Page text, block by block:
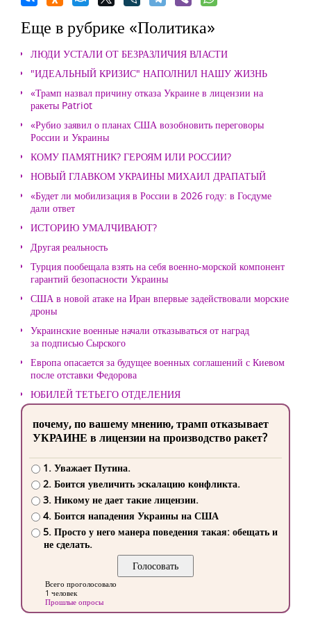
Еще в рубрике «Политика»
ЛЮДИ УСТАЛИ ОТ БЕЗРАЗЛИЧИЯ ВЛАСТИ
"ИДЕАЛЬНЫЙ КРИЗИС" НАПОЛНИЛ НАШУ ЖИЗНЬ
«Трамп назвал причину отказа Украине в лицензии на
ракеты Patriot
«Рубио заявил о планах США возобновить переговоры
России и Украины
КОМУ ПАМЯТНИК? ГЕРОЯМ ИЛИ РОССИИ?
НОВЫЙ ГЛАВКОМ УКРАИНЫ МИХАИЛ ДРАПАТЫЙ
«Будет ли мобилизация в России в 2026 году: в Госдуме
дали ответ
ИСТОРИЮ УМАЛЧИВАЮТ?
Другая реальность
Турция пообещала взять на себя военно-морской компонент
гарантий безопасности Украины
США в новой атаке на Иран впервые задействовали морские
дроны
Украинские военные начали отказываться от наград
за подписью Сырского
Европа опасается за будущее военных соглашений с Киевом
после отставки Федорова
ЮБИЛЕЙ ТЕТЬЕГО ОТДЕЛЕНИЯ
почему, по вашему мнению, трамп отказывает
УКРАИНЕ в лицензии на производство ракет?
1. Уважает Путина.
2. Боится увеличить эскалацию конфликта.
3. Никому не дает такие лицензии.
4. Боится нападения Украины на США
5. Просто у него манера поведения такая: обещать и
не сделать.
Всего проголосовало
1 человек
Прошлые опросы